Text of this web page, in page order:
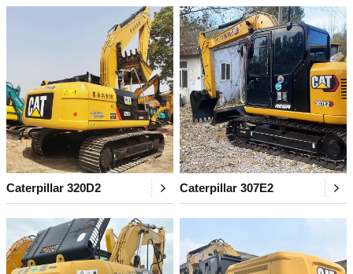
Caterpillar 320D2 Caterpillar 307E2